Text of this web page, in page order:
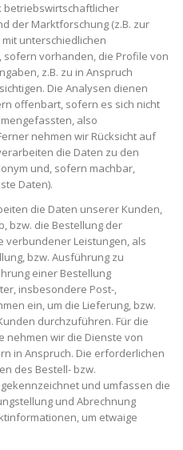
betriebswirtschaftlicher
der Marktforschung (z.B. zur
unterschiedlichen
sofern vorhanden, die Profile von
z.B. zu in Anspruch
Die Analysen dienen
offenbart, sofern es sich nicht
also
nehmen wir Rücksicht auf
die Daten zu den
und, sofern machbar,
Daten).
die Daten unserer Kunden,
bzw. die Bestellung der
verbundener Leistungen, als
bzw. Ausführung zu
einer Bestellung
insbesondere Post-,
ein, um die Lieferung, bzw.
durchzuführen. Für die
nehmen wir die Dienste von
in Anspruch. Die erforderlichen
des Bestell- bzw.
und umfassen die
und Abrechnung
um etwaige